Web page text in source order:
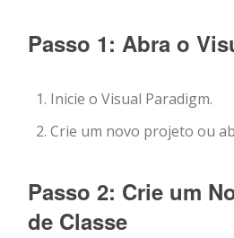
Passo 1: Abra o
Inicie o Visual Paradigm.
Crie um novo projeto ou
Passo 2: Crie um
de Classe